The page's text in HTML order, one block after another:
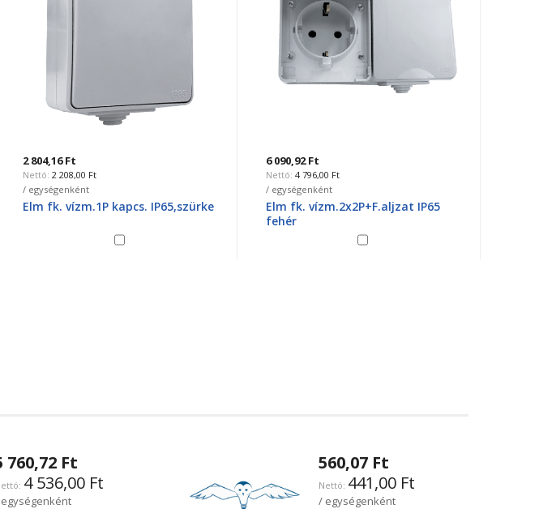
2 804,16 Ft
2 208,00 Ft
/ egységenként
Elm fk. vízm.1P kapcs. IP65,szürke
6 090,92 Ft
4 796,00 Ft
/ egységenként
Elm fk. vízm.2x2P+F.aljzat IP65
fehér
760,72 Ft
4 536,00 Ft
560,07 Ft
441,00 Ft
/ egységenként